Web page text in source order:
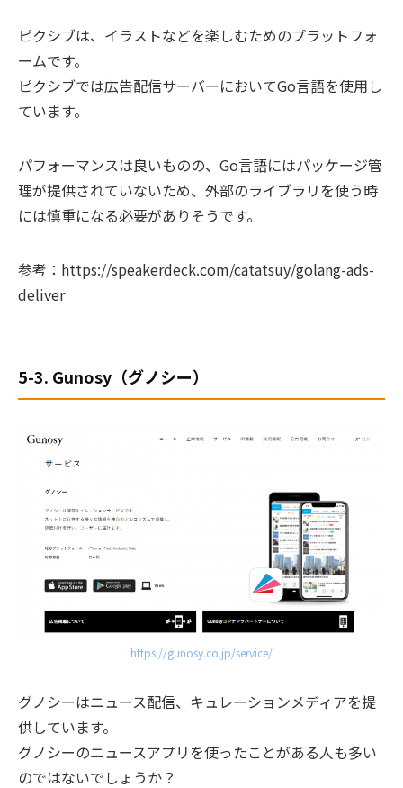
ピクシブは、イラストなどを楽しむためのプラットフォ
ームです。
ピクシブでは広告配信サーバーにおいてGo言語を使用し
ています。
パフォーマンスは良いものの、 Go言語にはパッケージ管
理が提供されていないため、外部のライブラリを使う時
には慎重になる必要がありそうです。
参考：https://speakerdeck.com/catatsuy/golang-ads-
deliver
5-3. Gunosy（グノシー）
https://gunosy.co.jp/service/
グノシーはニュース配信、キュレーションメディアを提
供しています。
グノシーのニュースアプリを使ったことがある人も多い
のではないでしょうか？